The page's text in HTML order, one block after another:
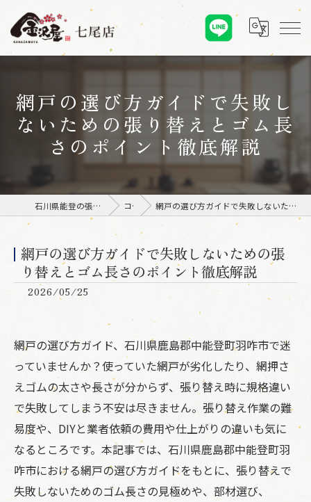
網戸の選び方ガイドで失敗し
ないための張り替えとゴム長
さのポイント徹底解説
石川県能登の張替えなら金沢屋 七尾店 コラム 網戸の選び方ガイドで失敗しないための張り替えとゴム長さのポイント徹底解説
網戸の選び方ガイドで失敗しないための張
り替えとゴム長さのポイント徹底解説
2026/05/25
網戸の選び方ガイド、石川県鹿島郡中能登町羽咋市で迷
っていませんか？使っていた網戸が劣化したり、網押さ
えゴムの太さや長さが分からず、張り替え時に規格違い
で失敗してしまう不安は尽きません。張り替え作業の難
易度や、DIYと業者依頼の費用や仕上がりの違いも気に
なるところです。本記事では、石川県鹿島郡中能登町羽
咋市における網戸の選び方ガイドをもとに、張り替えで
失敗しないためのゴム長さの見極めや、部材選び、